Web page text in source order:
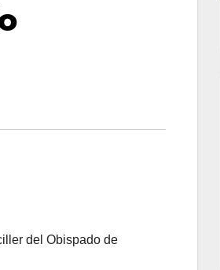
del Obispado de